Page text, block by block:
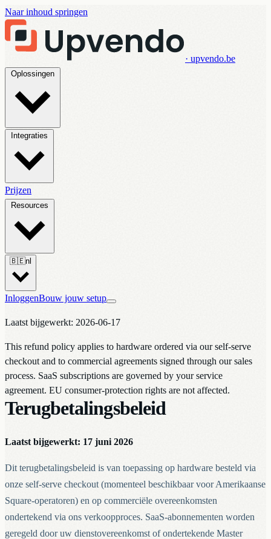
Naar inhoud springen
· upvendo.be
Prijzen
🇧🇪nl
InloggenBouw jouw setup
Laatst bijgewerkt: 2026-06-17
This refund policy applies to hardware ordered via our self-serve
checkout and to commercial agreements signed through our sales
process. SaaS subscriptions are governed by your service
agreement. EU consumer-protection rights are not affected.
Terugbetalingsbeleid
Laatst bijgewerkt: 17 juni 2026
Dit terugbetalingsbeleid is van toepassing op hardware besteld via
onze self-serve checkout (momenteel beschikbaar voor Amerikaanse
Square-operatoren) en op commerciële overeenkomsten
ondertekend via ons verkoopproces. SaaS-abonnementen worden
geregeld door uw dienstovereenkomst of ondertekende Master